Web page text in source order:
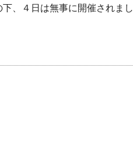
、４日は無事に開催されまし